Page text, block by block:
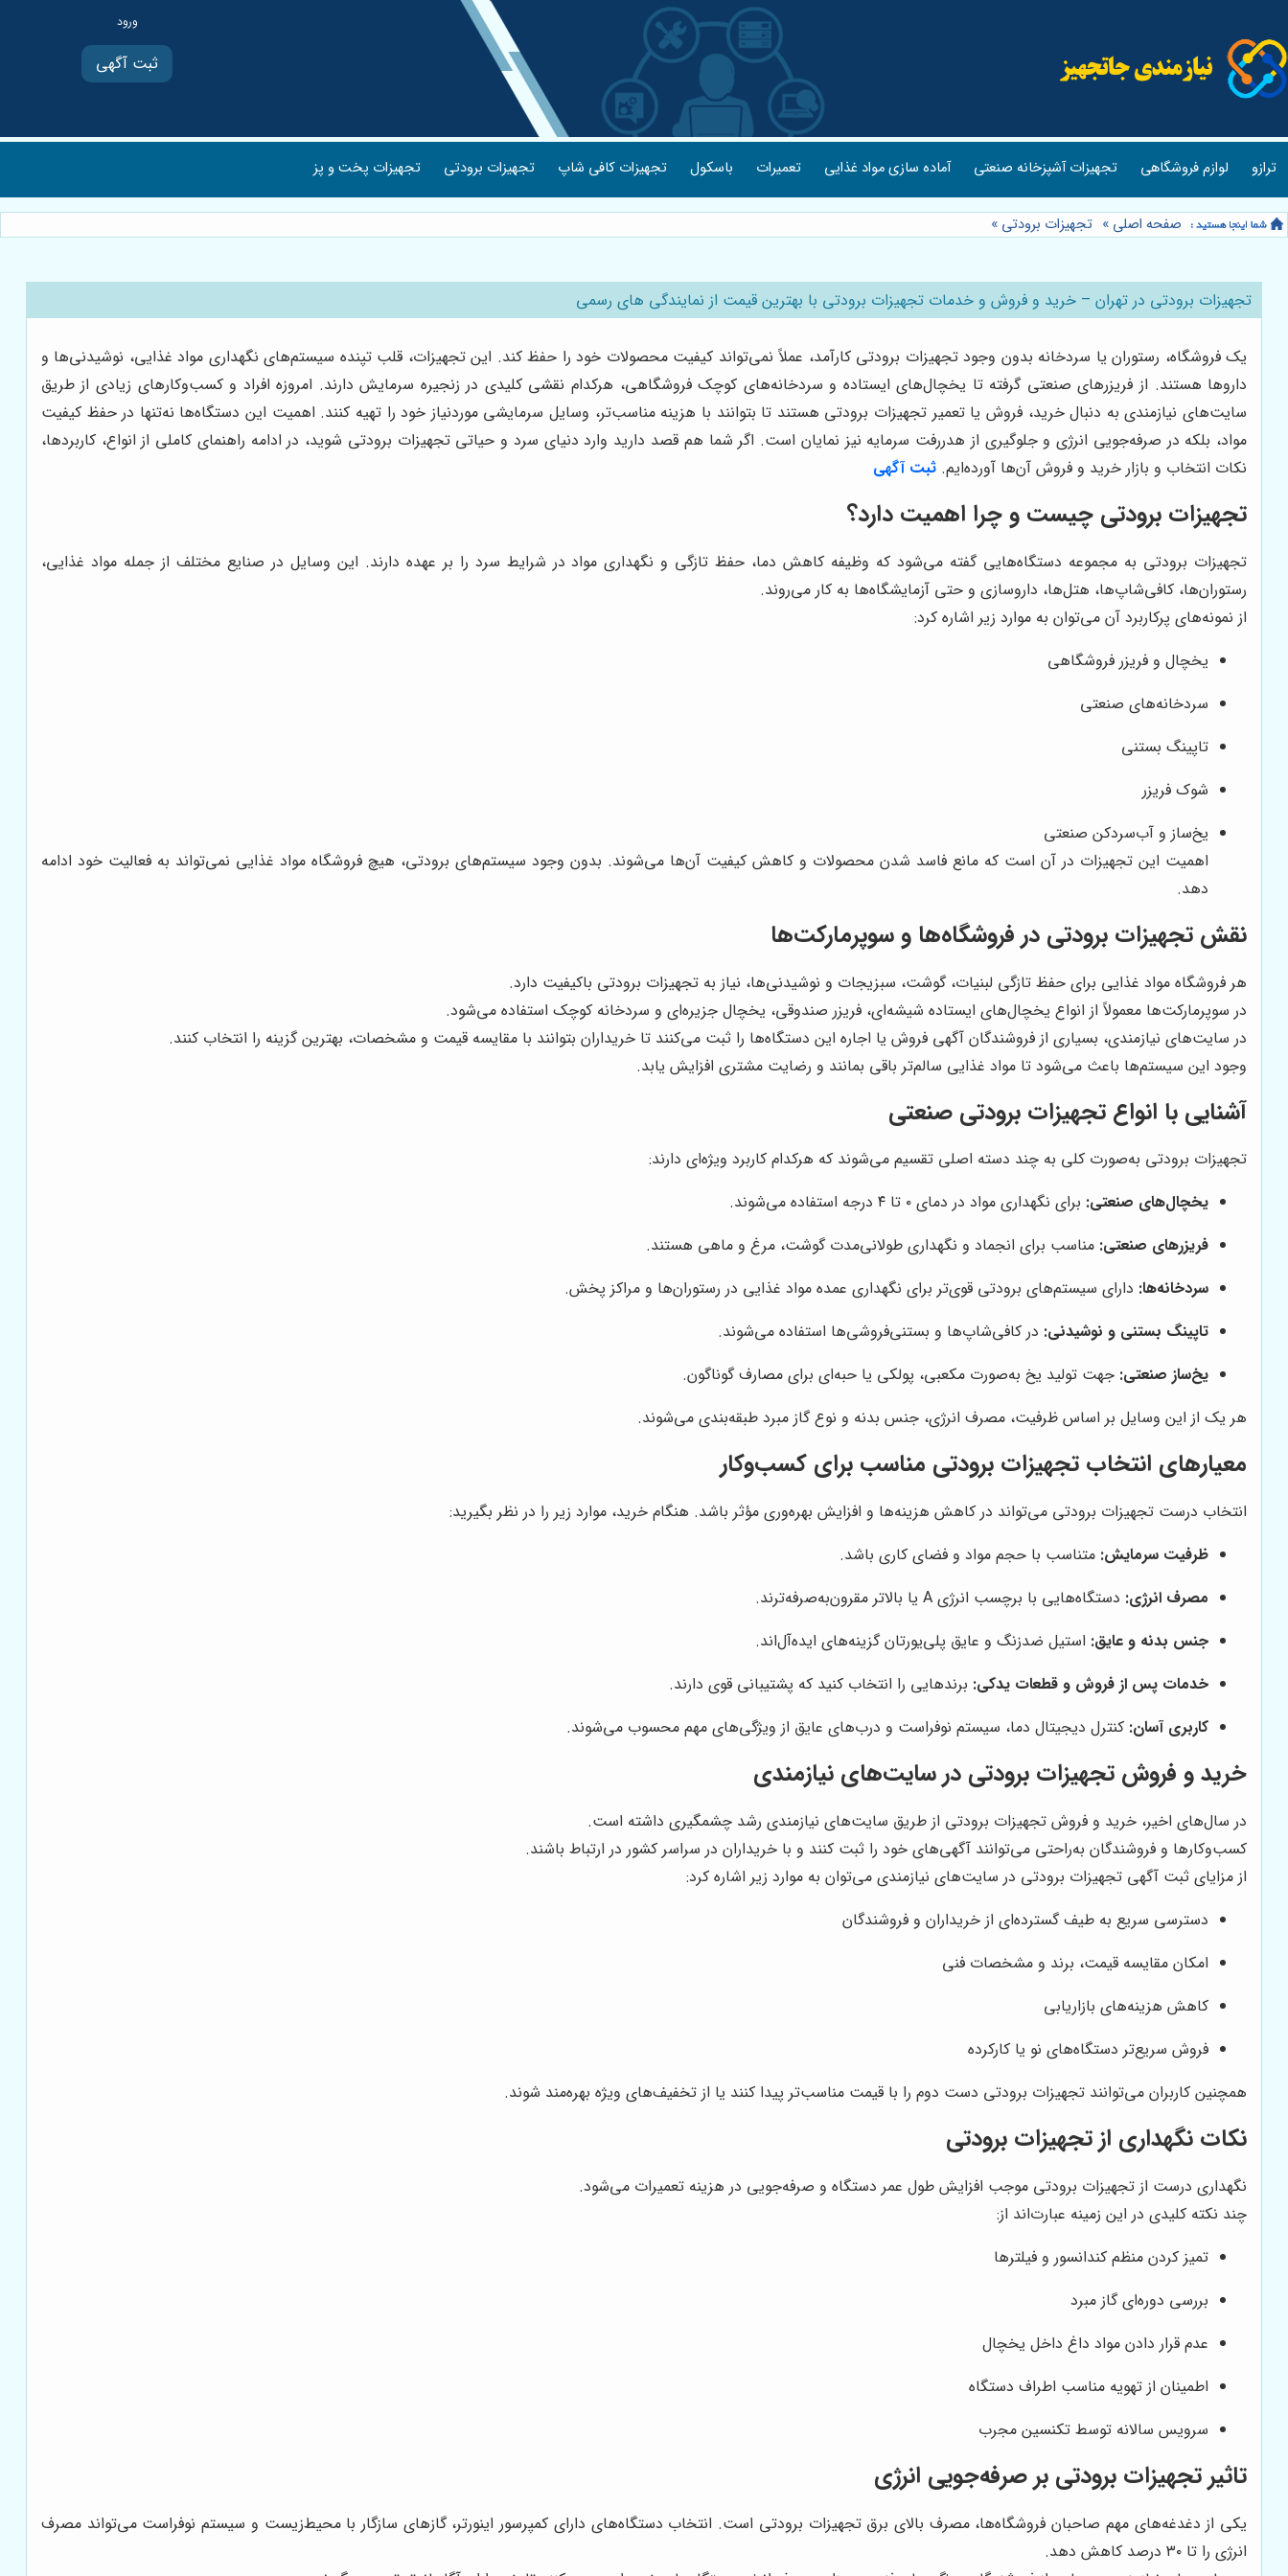
ثبت آگهی
ترازو لوازم فروشگاهی تجهیزات آشپزخانه صنعتی آماده سازی مواد غذایی تعمیرات باسکول تجهیزات کافی شاپ تجهیزات برودتی تجهیزات پخت و پز
صفحه اصلی » تجهیزات برودتی »
تجهیزات برودتی در تهران – خرید و فروش و خدمات تجهیزات برودتی با بهترین قیمت از نمایندگی های رسمی
یک فروشگاه، رستوران یا سردخانه بدون وجود تجهیزات برودتی کارآمد، عملاً نمی‌تواند کیفیت محصولات خود را حفظ کند. این تجهیزات، قلب تپنده سیستم‌های نگهداری مواد غذایی، نوشیدنی‌ها و
داروها هستند. از فریزرهای صنعتی گرفته تا یخچال‌های ایستاده و سردخانه‌های کوچک فروشگاهی، هرکدام نقشی کلیدی در زنجیره سرمایش دارند. امروزه افراد و کسب‌وکارهای زیادی از طریق
سایت‌های نیازمندی به دنبال خرید، فروش یا تعمیر تجهیزات برودتی هستند تا بتوانند با هزینه مناسب‌تر، وسایل سرمایشی موردنیاز خود را تهیه کنند. اهمیت این دستگاه‌ها نه‌تنها در حفظ کیفیت
مواد، بلکه در صرفه‌جویی انرژی و جلوگیری از هدررفت سرمایه نیز نمایان است. اگر شما هم قصد دارید وارد دنیای سرد و حیاتی تجهیزات برودتی شوید، در ادامه راهنمای کاملی از انواع، کاربردها،
نکات انتخاب و بازار خرید و فروش آن‌ها آورده‌ایم. ثبت آگهی
تجهیزات برودتی چیست و چرا اهمیت دارد؟
تجهیزات برودتی به مجموعه دستگاه‌هایی گفته می‌شود که وظیفه کاهش دما، حفظ تازگی و نگهداری مواد در شرایط سرد را بر عهده دارند. این وسایل در صنایع مختلف از جمله مواد غذایی،
رستوران‌ها، کافی‌شاپ‌ها، هتل‌ها، داروسازی و حتی آزمایشگاه‌ها به کار می‌روند.
از نمونه‌های پرکاربرد آن می‌توان به موارد زیر اشاره کرد:
یخچال و فریزر فروشگاهی
سردخانه‌های صنعتی
تاپینگ بستنی
شوک فریزر
یخ‌ساز و آب‌سردکن صنعتی
اهمیت این تجهیزات در آن است که مانع فاسد شدن محصولات و کاهش کیفیت آن‌ها می‌شوند. بدون وجود سیستم‌های برودتی، هیچ فروشگاه مواد غذایی نمی‌تواند به فعالیت خود ادامه
دهد.
نقش تجهیزات برودتی در فروشگاه‌ها و سوپرمارکت‌ها
هر فروشگاه مواد غذایی برای حفظ تازگی لبنیات، گوشت، سبزیجات و نوشیدنی‌ها، نیاز به تجهیزات برودتی باکیفیت دارد.
در سوپرمارکت‌ها معمولاً از انواع یخچال‌های ایستاده شیشه‌ای، فریزر صندوقی، یخچال جزیره‌ای و سردخانه کوچک استفاده می‌شود.
در سایت‌های نیازمندی، بسیاری از فروشندگان آگهی فروش یا اجاره این دستگاه‌ها را ثبت می‌کنند تا خریداران بتوانند با مقایسه قیمت و مشخصات، بهترین گزینه را انتخاب کنند.
وجود این سیستم‌ها باعث می‌شود تا مواد غذایی سالم‌تر باقی بمانند و رضایت مشتری افزایش یابد.
آشنایی با انواع تجهیزات برودتی صنعتی
تجهیزات برودتی به‌صورت کلی به چند دسته اصلی تقسیم می‌شوند که هرکدام کاربرد ویژه‌ای دارند:
یخچال‌های صنعتی: برای نگهداری مواد در دمای ۰ تا ۴ درجه استفاده می‌شوند.
فریزرهای صنعتی: مناسب برای انجماد و نگهداری طولانی‌مدت گوشت، مرغ و ماهی هستند.
سردخانه‌ها: دارای سیستم‌های برودتی قوی‌تر برای نگهداری عمده مواد غذایی در رستوران‌ها و مراکز پخش.
تاپینگ بستنی و نوشیدنی: در کافی‌شاپ‌ها و بستنی‌فروشی‌ها استفاده می‌شوند.
یخ‌ساز صنعتی: جهت تولید یخ به‌صورت مکعبی، پولکی یا حبه‌ای برای مصارف گوناگون.
هر یک از این وسایل بر اساس ظرفیت، مصرف انرژی، جنس بدنه و نوع گاز مبرد طبقه‌بندی می‌شوند.
معیارهای انتخاب تجهیزات برودتی مناسب برای کسب‌وکار
انتخاب درست تجهیزات برودتی می‌تواند در کاهش هزینه‌ها و افزایش بهره‌وری مؤثر باشد. هنگام خرید، موارد زیر را در نظر بگیرید:
ظرفیت سرمایش: متناسب با حجم مواد و فضای کاری باشد.
مصرف انرژی: دستگاه‌هایی با برچسب انرژی A یا بالاتر مقرون‌به‌صرفه‌ترند.
جنس بدنه و عایق: استیل ضدزنگ و عایق پلی‌یورتان گزینه‌های ایده‌آل‌اند.
خدمات پس از فروش و قطعات یدکی: برندهایی را انتخاب کنید که پشتیبانی قوی دارند.
کاربری آسان: کنترل دیجیتال دما، سیستم نوفراست و درب‌های عایق از ویژگی‌های مهم محسوب می‌شوند.
خرید و فروش تجهیزات برودتی در سایت‌های نیازمندی
در سال‌های اخیر، خرید و فروش تجهیزات برودتی از طریق سایت‌های نیازمندی رشد چشمگیری داشته است.
کسب‌وکارها و فروشندگان به‌راحتی می‌توانند آگهی‌های خود را ثبت کنند و با خریداران در سراسر کشور در ارتباط باشند.
از مزایای ثبت آگهی تجهیزات برودتی در سایت‌های نیازمندی می‌توان به موارد زیر اشاره کرد:
دسترسی سریع به طیف گسترده‌ای از خریداران و فروشندگان
امکان مقایسه قیمت، برند و مشخصات فنی
کاهش هزینه‌های بازاریابی
فروش سریع‌تر دستگاه‌های نو یا کارکرده
همچنین کاربران می‌توانند تجهیزات برودتی دست دوم را با قیمت مناسب‌تر پیدا کنند یا از تخفیف‌های ویژه بهره‌مند شوند.
نکات نگهداری از تجهیزات برودتی
نگهداری درست از تجهیزات برودتی موجب افزایش طول عمر دستگاه و صرفه‌جویی در هزینه تعمیرات می‌شود.
چند نکته کلیدی در این زمینه عبارت‌اند از:
تمیز کردن منظم کندانسور و فیلترها
بررسی دوره‌ای گاز مبرد
عدم قرار دادن مواد داغ داخل یخچال
اطمینان از تهویه مناسب اطراف دستگاه
سرویس سالانه توسط تکنسین مجرب
تاثیر تجهیزات برودتی بر صرفه‌جویی انرژی
یکی از دغدغه‌های مهم صاحبان فروشگاه‌ها، مصرف بالای برق تجهیزات برودتی است. انتخاب دستگاه‌های دارای کمپرسور اینورتر، گازهای سازگار با محیط‌زیست و سیستم نوفراست می‌تواند مصرف
انرژی را تا ۳۰ درصد کاهش دهد.